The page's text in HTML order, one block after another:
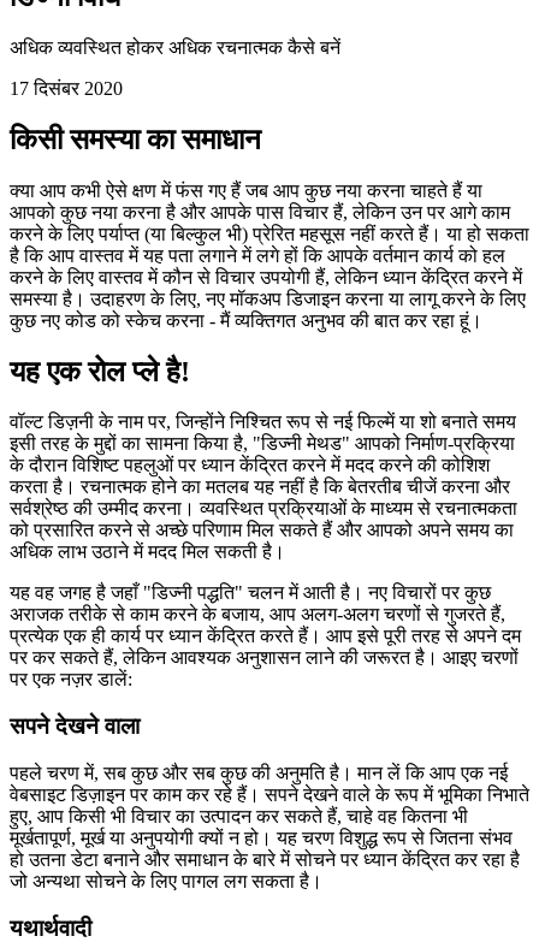
डिज्नी विधि
अधिक व्यवस्थित होकर अधिक रचनात्मक कैसे बनें
17 दिसंबर 2020
किसी समस्या का समाधान
क्या आप कभी ऐसे क्षण में फंस गए हैं जब आप कुछ नया करना चाहते हैं या
आपको कुछ नया करना है और आपके पास विचार हैं, लेकिन उन पर आगे काम
करने के लिए पर्याप्त (या बिल्कुल भी) प्रेरित महसूस नहीं करते हैं। या हो सकता
करने के लिए वास्तव में कौन से विचार उपयोगी हैं, लेकिन ध्यान केंद्रित करने में
समस्या है। उदाहरण के लिए, नए मॉकअप डिजाइन करना या लागू करने के लिए
कुछ नए कोड को स्केच करना - मैं व्यक्तिगत अनुभव की बात कर रहा हूं।
यह एक रोल प्ले है!
वॉल्ट डिज़नी के नाम पर, जिन्होंने निश्चित रूप से नई फिल्में या शो बनाते समय
इसी तरह के मुद्दों का सामना किया है, "डिज्नी मेथड" आपको निर्माण-प्रक्रिया
के दौरान विशिष्ट पहलुओं पर ध्यान केंद्रित करने में मदद करने की कोशिश
सर्वश्रेष्ठ की उम्मीद करना। व्यवस्थित प्रक्रियाओं के माध्यम से रचनात्मकता
को प्रसारित करने से अच्छे परिणाम मिल सकते हैं और आपको अपने समय का
अधिक लाभ उठाने में मदद मिल सकती है।
यह वह जगह है जहाँ "डिज्नी पद्धति" चलन में आती है। नए विचारों पर कुछ
प्रत्येक एक ही कार्य पर ध्यान केंद्रित करते हैं। आप इसे पूरी तरह से अपने दम
पर एक नज़र डालें:
सपने देखने वाला
पहले चरण में, सब कुछ और सब कुछ की अनुमति है। मान लें कि आप एक नई
वेबसाइट डिज़ाइन पर काम कर रहे हैं। सपने देखने वाले के रूप में भूमिका निभाते
मूर्खतापूर्ण, मूर्ख या अनुपयोगी क्यों न हो। यह चरण विशुद्ध रूप से जितना संभव